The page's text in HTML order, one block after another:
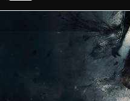
Sportanlage